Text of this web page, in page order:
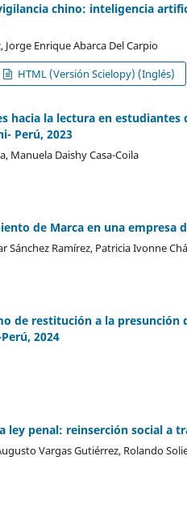
chino: inteligencia
Enrique Abarca Del Carpio
HTML (Versión Scielopy) (Inglés)
hacia la lectura en
Perú, 2023
Manuela Daishy Casa-Coila
de Marca en una empresa
Sánchez Ramírez, Patricia Ivonne
de restitución a la presunción
2024
ley penal: reinserción social a
Vargas Gutiérrez, Rolando